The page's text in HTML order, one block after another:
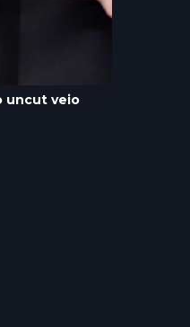
uncut veio